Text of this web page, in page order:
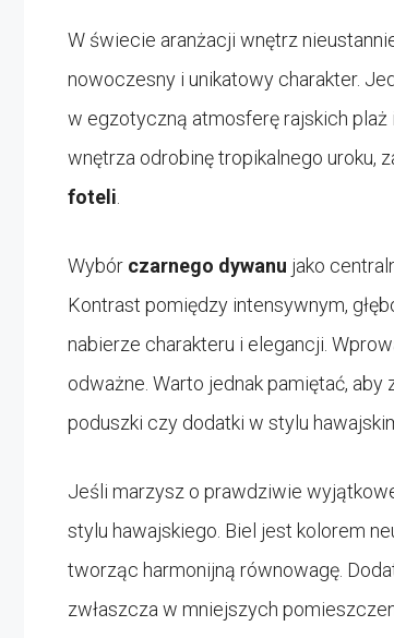
W świecie aranżacji wnętrz
nowoczesny i unikatowy charakter.
w egzotyczną atmosferę rajskich
wnętrza odrobinę tropikalnego uroku,
foteli.
Wybór czarnego dywanu jako
Kontrast pomiędzy intensywnym,
nabierze charakteru i elegancji.
odważne. Warto jednak pamiętać,
poduszki czy dodatki w stylu
Jeśli marzysz o prawdziwie
stylu hawajskiego. Biel jest kolorem
tworząc harmonijną równowagę.
zwłaszcza w mniejszych